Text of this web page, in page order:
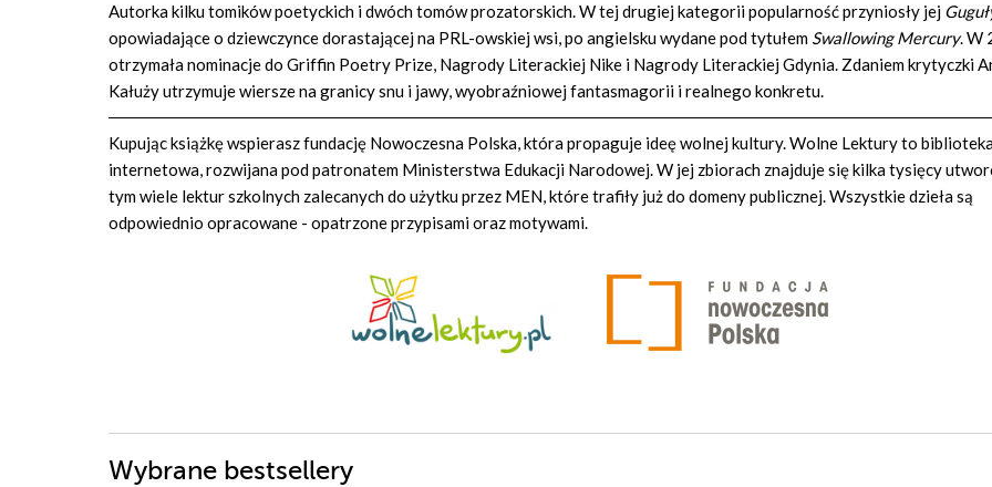
Autorka kilku tomików poetyckich i dwóch tomów prozatorskich. W tej drugiej kategorii popularność przyniosły jej
opowiadające o dziewczynce dorastającej na PRL-owskiej wsi, po angielsku wydane pod tytułem Swallowing Mercury. W
otrzymała nominacje do Griffin Poetry Prize, Nagrody Literackiej Nike i Nagrody Literackiej Gdynia. Zdaniem krytyczki
Kałuży utrzymuje wiersze na granicy snu i jawy, wyobraźniowej fantasmagorii i realnego konkretu.
Kupując książkę wspierasz fundację Nowoczesna Polska, która propaguje ideę wolnej kultury. Wolne Lektury to
internetowa, rozwijana pod patronatem Ministerstwa Edukacji Narodowej. W jej zbiorach znajduje się kilka tysięcy
tym wiele lektur szkolnych zalecanych do użytku przez MEN, które trafiły już do domeny publicznej. Wszystkie dzieła są
odpowiednio opracowane - opatrzone przypisami oraz motywami.
Wybrane bestsellery